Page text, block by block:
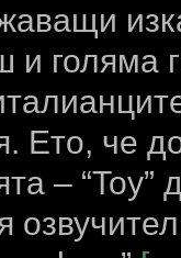
голяма
Ето, че
–